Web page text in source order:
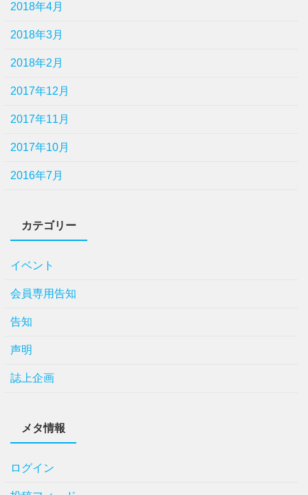
2018年4月
2018年3月
2018年2月
2017年12月
2017年11月
2017年10月
2016年7月
カテゴリー
イベント
会員専用告知
告知
声明
誌上企画
メタ情報
ログイン